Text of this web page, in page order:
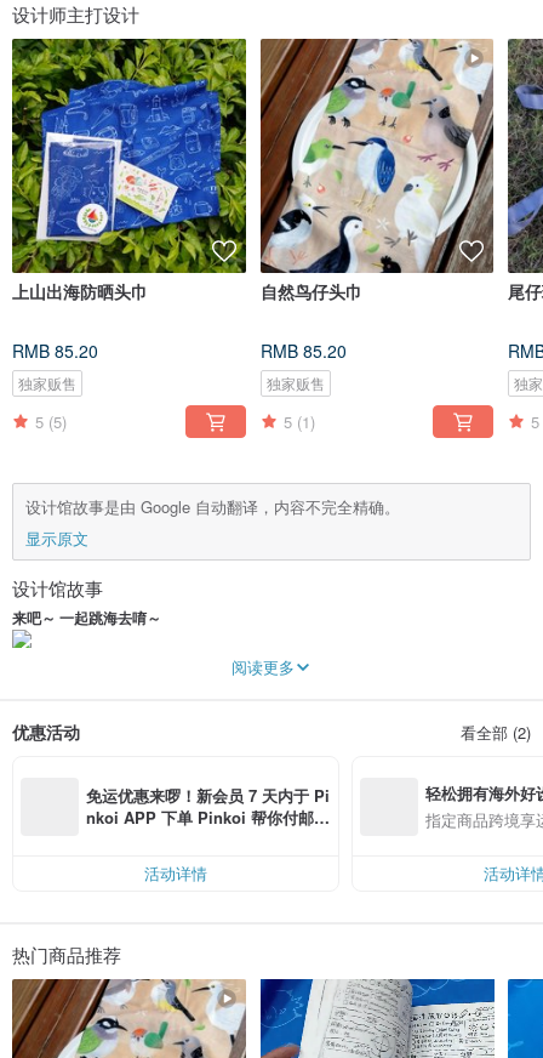
设计师主打设计
上山出海防晒头巾
RMB 85.20
独家贩售
5 (5)
自然鸟仔头巾
RMB 85.20
独家贩售
5 (1)
尾
独
5
设计馆故事是由 Google 自动翻译，内容不完全精确。
显示原文
设计馆故事
来吧～ 一起跳海去唷～
我叫奇美，来自理工多媒体设计系。自从爱上独木舟，当上了半个水上人以后就
偶尔出海跑上山去看，风境好美！
当亲身来过穿过海蚀洞，你就会明白...人类好渺少。
有海也有岸，这是一个关于海洋，山林与土地的手作小小店。
免邮只包平邮服务，若果客人提供错误地址，或者邮件失窃，店主系唔会接受补
寄嫁！～～～～～
如想避免问题，请补拍挂号运费，或要求速递服务，大感谢。
阅读更多
优惠活动 看全部 (2)
免运优惠来啰！新会员 7 天内于 Pi
nkoi APP 下单 Pinkoi 帮你付邮
活动详情
轻松拥有海外好
指定商品跨境享
活动详
热门商品推荐